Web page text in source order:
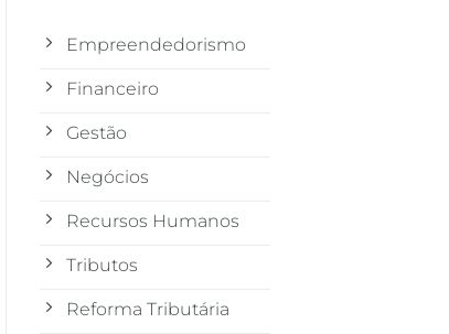
Empreendedorismo
Financeiro
Gestão
Negócios
Recursos Humanos
Tributos
Reforma Tributária